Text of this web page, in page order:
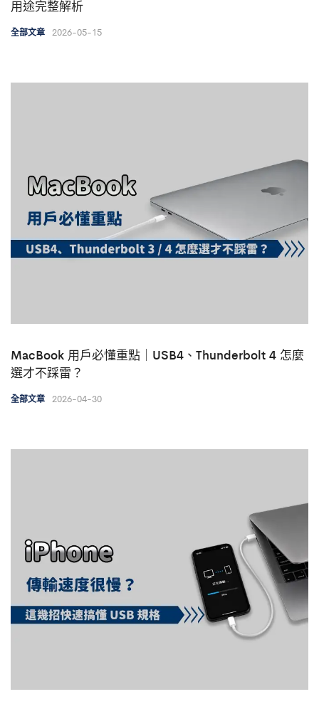
用途完整解析
全部文章 2026-05-15
MacBook 用戶必懂重點｜USB4、Thunderbolt 4 怎麼
選才不踩雷？
全部文章 2026-04-30